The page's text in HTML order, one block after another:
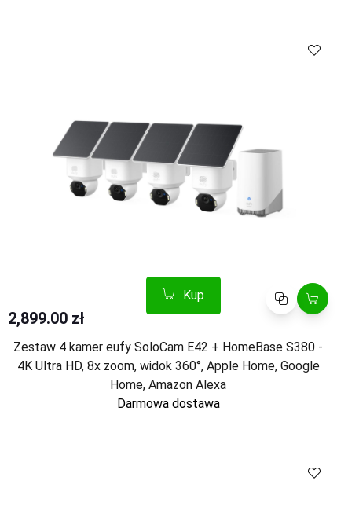
Kup Porównaj
2,899.00 zł
Zestaw 4 kamer eufy SoloCam E42 + HomeBase S380 -
4K Ultra HD, 8x zoom, widok 360°, Apple Home, Google
Home, Amazon Alexa
Darmowa dostawa